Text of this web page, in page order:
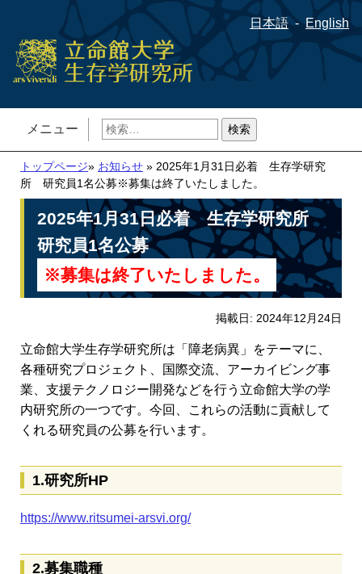
日本語 English
メニュー
検
索:
トップページ» お知らせ » 2025年1月31日必着 生存学研究
所 研究員1名公募※募集は終了いたしました。
2025年1月31日必着 生存学研究所
研究員1名公募
※募集は終了いたしました。
掲載日: 2024年12月24日
立命館大学生存学研究所は「障老病異」をテーマに、
各種研究プロジェクト、国際交流、アーカイビング事
業、支援テクノロジー開発などを行う立命館大学の学
内研究所の一つです。今回、これらの活動に貢献して
くれる研究員の公募を行います。
1.研究所HP
https://www.ritsumei-arsvi.org/
2.募集職種